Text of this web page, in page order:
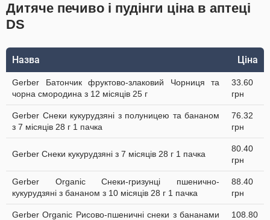
Дитяче печиво і пудінги ціна в аптеці
DS
Назва Ціна
Gerber Батончик фруктово-злаковий Чорниця та
чорна смородина з 12 місяців 25 г
33.60
грн
Gerber Снеки кукурудзяні з полуницею та бананом
з 7 місяців 28 г 1 пачка
76.32
грн
Gerber Снеки кукурудзяні з 7 місяців 28 г 1 пачка
80.40
грн
Gerber Organic Снеки-гризунці пшенично-
кукурудзяні з бананом з 10 місяців 28 г 1 пачка
88.40
грн
Gerber Organic Рисово-пшеничні снеки з бананами
108.80